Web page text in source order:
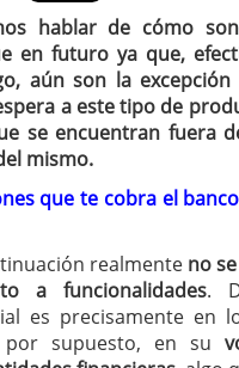
pequeña vuelve a las
hablar de cómo
en futuro ya que,
aún son la
a este tipo de
se encuentran fuera
mismo.
que te cobra el
realmente no
a funcionalidades.
es precisamente en
supuesto, en su